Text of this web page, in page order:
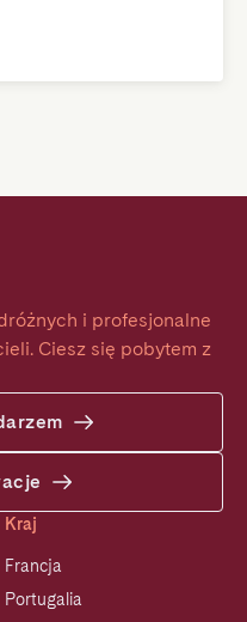
i profesjonalne
Ciesz się pobytem z
Kraj
Francja
Portugalia